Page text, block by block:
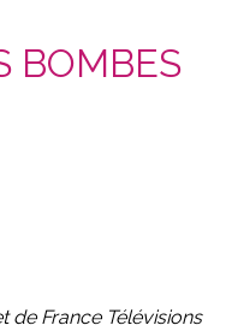
BOMBES
de France Télévisions